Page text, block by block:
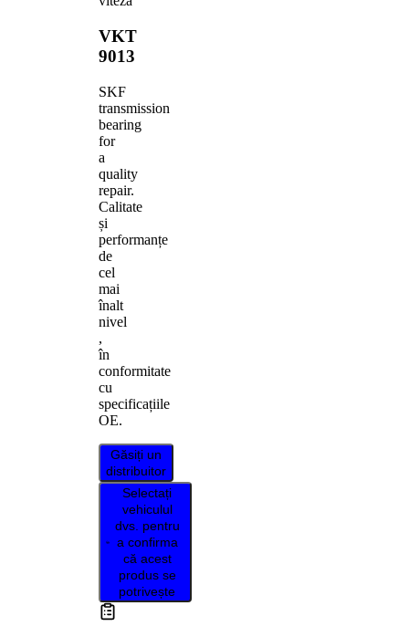
VKT
9013
SKF
transmission
bearing
for
a
quality
repair.
Calitate
și
performanțe
de
cel
mai
înalt
nivel
,
în
conformitate
cu
specificațiile
OE.
Găsiți un
distribuitor
Selectați
vehiculul
dvs. pentru
a confirma
că acest
produs se
potrivește